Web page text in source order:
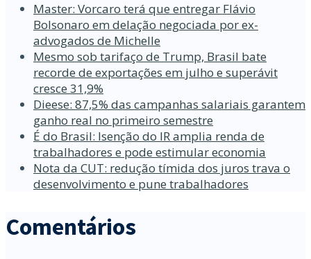
Master: Vorcaro terá que entregar Flávio
Bolsonaro em delação negociada por ex-
advogados de Michelle
Mesmo sob tarifaço de Trump, Brasil bate
recorde de exportações em julho e superávit
cresce 31,9%
Dieese: 87,5% das campanhas salariais garantem
ganho real no primeiro semestre
É do Brasil: Isenção do IR amplia renda de
trabalhadores e pode estimular economia
Nota da CUT: redução tímida dos juros trava o
desenvolvimento e pune trabalhadores
Comentários